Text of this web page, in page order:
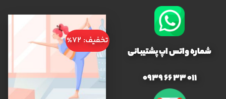
شماره واتس اپ پشتیبانی
011 33 66 0939
تخفیف: 72%